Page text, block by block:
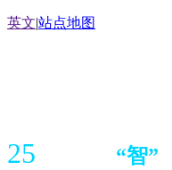
英文|站点地图
25 “智”